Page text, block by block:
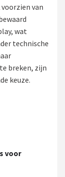
van
wat
technische
breken, zijn
keuze.
voor